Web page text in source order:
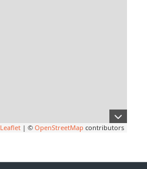
Leaflet | ©OpenStreetMap contributors